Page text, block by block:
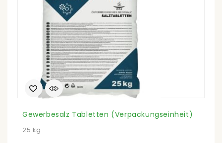
Gewerbesalz Tabletten (Verpackungseinheit)
25 kg